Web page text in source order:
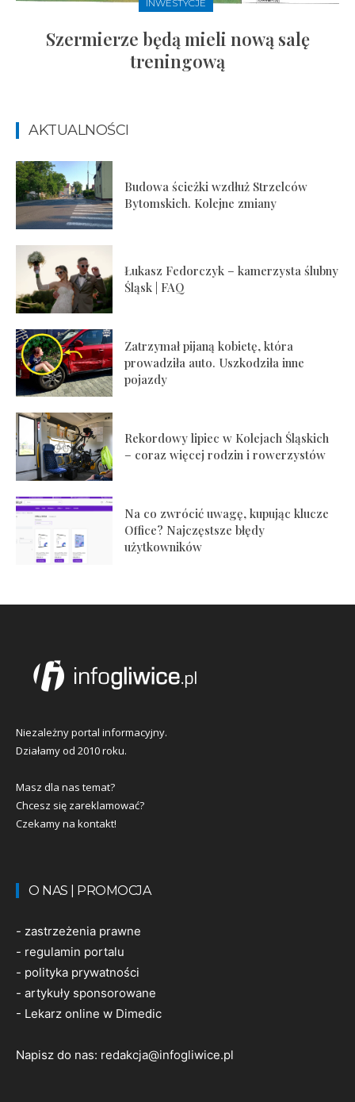
INWESTYCJE
Szermierze będą mieli nową salę
treningową
AKTUALNOŚCI
Budowa ścieżki wzdłuż Strzelców
Bytomskich. Kolejne zmiany
Łukasz Fedorczyk – kamerzysta ślubny
Śląsk | FAQ
Zatrzymał pijaną kobietę, która
prowadziła auto. Uszkodziła inne
pojazdy
Rekordowy lipiec w Kolejach Śląskich
– coraz więcej rodzin i rowerzystów
Na co zwrócić uwagę, kupując klucze
Office? Najczęstsze błędy
użytkowników
Niezależny portal informacyjny.
Działamy od 2010 roku.
Masz dla nas temat?
Chcesz się zareklamować?
Czekamy na kontakt!
O NAS | PROMOCJA
- zastrzeżenia prawne
- regulamin portalu
- polityka prywatności
- artykuły sponsorowane
- Lekarz online w Dimedic
Napisz do nas: redakcja@infogliwice.pl